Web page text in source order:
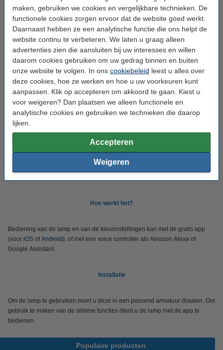
maken, gebruiken we cookies en vergelijkbare technieken. De
functionele cookies zorgen ervoor dat de website goed werkt.
Daarnaast hebben ze een analytische functie die ons helpt de
website continu te verbeteren. We laten u graag alleen
advertenties zien die aansluiten bij uw interesses en willen
daarom cookies gebruiken om uw gedrag binnen en buiten
onze website te volgen. In ons cookiebeleid leest u alles over
deze cookies, hoe ze werken en hoe u uw voorkeuren kunt
aanpassen. Klik op accepteren om akkoord te gaan. Kiest u
voor weigeren? Dan plaatsen we alleen functionele en
analytische cookies en gebruiken we technieken die daarop
lijken.
Accepteren
Weigeren
Branduren: 30.000 uur
Aantal: 1
Handleiding: PDF
Oud voor nieuw: uw oude apparaat
🌐 Accessoires:
WOOX R7054 Slimme afstandsbediening
€ 14,95 € 13,46
Tuya Google* Alexa* Siri
Hoe werkt het?
Bediening van de lamp en van de kleurinstellingen kan met de gratis app
(voor iOS ofAndroid), of met een voice controller als Amazon Alexa of
Google Assistant.
Installatie
Om de lamp te gebruiken moet u deze in een passend armatuur draaien. Om
gebruik te maken van de slimme functies dient u de lamp met de app te
bedienen.
Populaire producten